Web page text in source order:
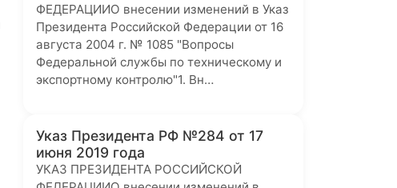
ФЕДЕРАЦИИО внесении изменений в Указ
Президента Российской Федерации от 16
августа 2004 г. № 1085 "Вопросы
Федеральной службы по техническому и
экспортному контролю"1. Вн…
Указ Президента РФ №284 от 17
июня 2019 года
УКАЗ ПРЕЗИДЕНТА РОССИЙСКОЙ